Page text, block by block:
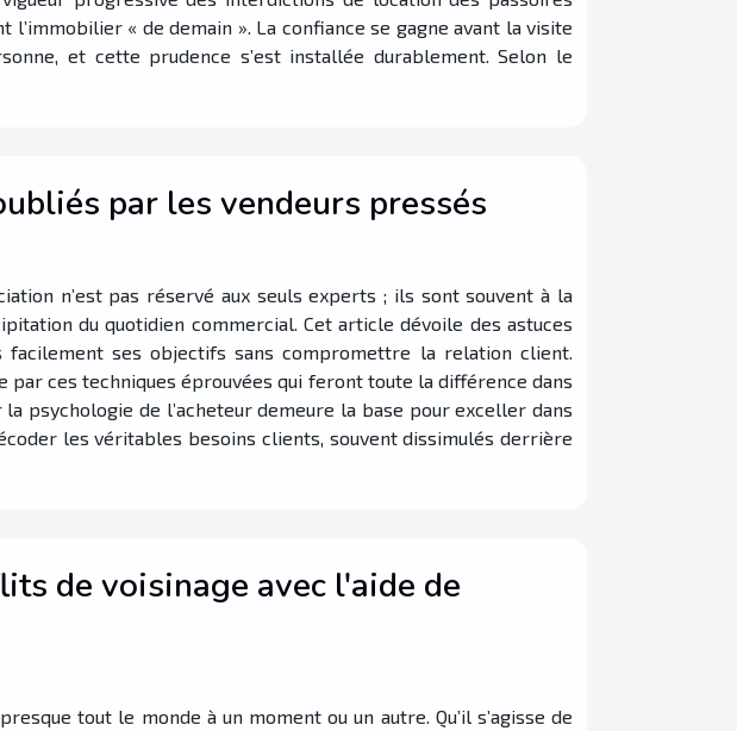
« de demain ». La confiance se gagne avant la visite
et cette prudence s’est installée durablement. Selon le
par les vendeurs pressés
n’est pas réservé aux seuls experts ; ils sont souvent à la
du quotidien commercial. Cet article dévoile des astuces
facilement ses objectifs sans compromettre la relation client.
ces techniques éprouvées qui feront toute la différence dans
psychologie de l’acheteur demeure la base pour exceller dans
les véritables besoins clients, souvent dissimulés derrière
de voisinage avec l'aide de
tout le monde à un moment ou un autre. Qu’il s’agisse de